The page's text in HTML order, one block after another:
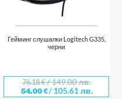
Гейминг слушалки Logitech G335,
черни
76.18€/ 149.00 лв.
54.00€/ 105.61 лв.